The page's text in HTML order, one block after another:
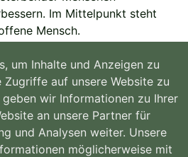
Im Mittelpunkt steht
Mensch.
es Aufgabe
, die Partner der Charta in
zu
um Inhalte und Anzeigen zu
Zugriffe auf unsere Website zu
wir Informationen zu Ihrer
an unsere Partner für
und Analysen weiter. Unsere
möglicherweise mit